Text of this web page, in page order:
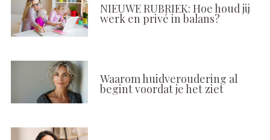
NIEUWE RUBRIEK: Hoe houd jij
werk en privé in balans?
Waarom huidveroudering al
begint voordat je het ziet